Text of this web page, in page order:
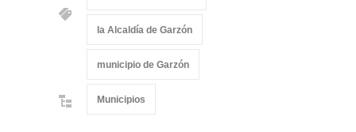
la Alcaldía de Garzón
municipio de Garzón
Municipios